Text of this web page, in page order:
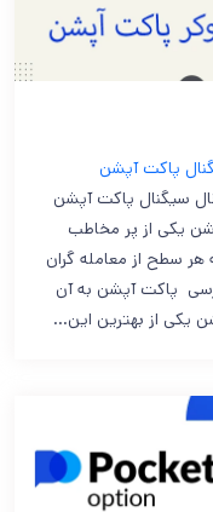
پاکت آپشن
سیگنال پاکت آپشن
یکی از پر مخاطب
سطح از معامله گران
پاکت آپشن به آن
یکی از بهترین این…